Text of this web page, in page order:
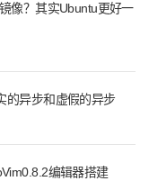
像？其实Ubuntu更好一
的异步和虚假的异步
编辑器搭建